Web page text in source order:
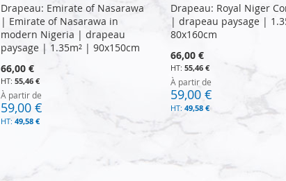
Drapeau: Emirate of Nasarawa
| Emirate of Nasarawa in
modern Nigeria | drapeau
paysage | 1.35m² | 90x150cm
66,00 €
55,46 €
À partir de
59,00 €
49,58 €
Drapeau: Royal Niger
| drapeau paysage |
80x160cm
66,00 €
55,46 €
À partir de
59,00 €
49,58 €